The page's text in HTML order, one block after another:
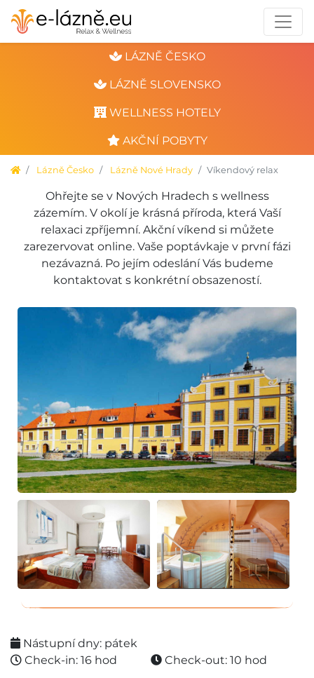
LÁZNĚ ČESKO
LÁZNĚ SLOVENSKO
WELLNESS HOTELY
AKČNÍ POBYTY
Lázně Česko Lázně Nové Hrady Víkendový relax
Ohřejte se v Nových Hradech s wellness
zázemím. V okolí je krásná příroda, která Vaší
relaxaci zpříjemní. Akční víkend si můžete
zarezervovat online. Vaše poptávkaje v první fázi
nezávazná. Po jejím odeslání Vás budeme
kontaktovat s konkrétní obsazeností.
Nástupní dny: pátek
Check-in: 16 hod
Check-out: 10 hod